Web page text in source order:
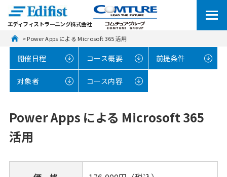
エディフィストラーニング株式会社
> Power Apps による Microsoft 365 活用
開催日程 コース概要 前提条件
対象者 コース内容
Power Apps による Microsoft 365
活用